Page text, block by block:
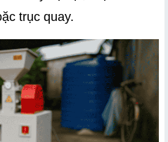
trục quay.